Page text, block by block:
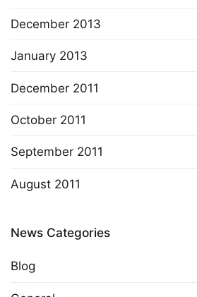
December 2013
January 2013
December 2011
October 2011
September 2011
August 2011
News Categories
Blog